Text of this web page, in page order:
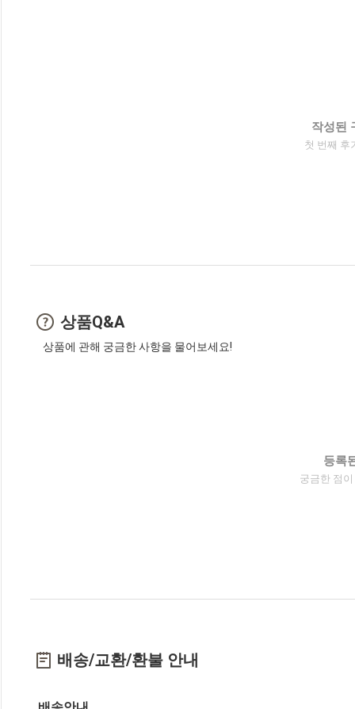
작성된
첫 번째 후
상품Q&A
상품에 관해 궁금한 사항을 물어보세요!
등록
궁금한 점
배송/교환/환불 안내